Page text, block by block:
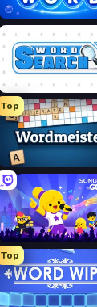
Pop-a-Word
Word Search
Top
Wordmeister
SongPop GO
Top